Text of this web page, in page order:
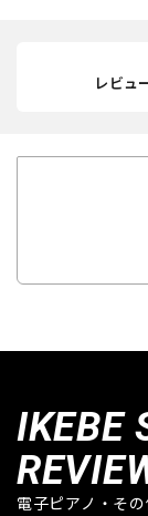
レビュ
IKEBE
電子ピアノ・そ